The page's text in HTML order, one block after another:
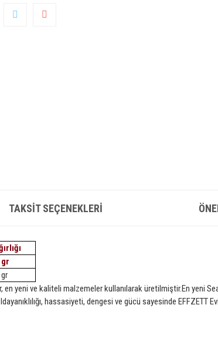
TAKSIT SEÇENEKLERI
yeni ve kaliteli malzemeler kullanılarak üretilmiştir.En yeni
hassasiyeti, dengesi ve gücü sayesinde EFFZETT